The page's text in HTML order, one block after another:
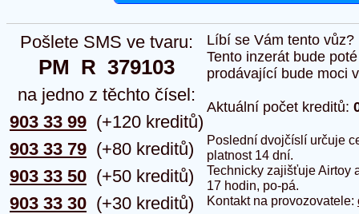
Pošlete SMS ve tvaru:
PM  R  379103
na jedno z těchto čísel:
903 33 99
903 33 79
903 33 50
903 33 30
(+120 kreditů)
(+80 kreditů)
(+50 kreditů)
(+30 kreditů)
Líbí se Vám tento
Tento inzerát bude
prodávající bude moci
Aktuální počet kreditů:
Poslední dvojčíslí určuje
platnost 14 dní.
Technicky zajišťuje Airtoy
17 hodin, po-pá.
Kontakt na provozovatele: